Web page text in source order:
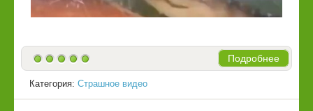
Подробнее
Категория: Страшное видео